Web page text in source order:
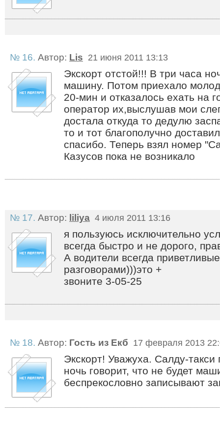
№ 16. Автор: Lis 21 июня 2011 13:13
Экскорт отстой!!! В три часа
машину. Потом приехало
20-мин и отказалось ехать на
оператор их,выслушав мои
достала откуда то дедулю
то и тот благополучно
спасибо. Теперь взял номер
Казусов пока не возникало
№ 17. Автор: liliya 4 июля 2011 13:16
я пользуюсь исключительно
всегда быстро и не дорого,
А водители всегда
разговорами)))это +
звоните 3-05-25
№ 18. Автор: Гость из Екб 17 февраля 2013
Экскорт! Уважуха. Салду-такси
ночь говорит, что не будет
беспрекословно записывают